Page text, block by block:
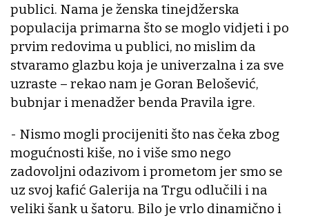
publici. Nama je ženska tinejdžerska
populacija primarna što se moglo vidjeti i po
prvim redovima u publici, no mislim da
stvaramo glazbu koja je univerzalna i za sve
uzraste – rekao nam je Goran Belošević,
bubnjar i menadžer benda Pravila igre.
- Nismo mogli procijeniti što nas čeka zbog
mogućnosti kiše, no i više smo nego
zadovoljni odazivom i prometom jer smo se
uz svoj kafić Galerija na Trgu odlučili i na
veliki šank u šatoru. Bilo je vrlo dinamično i